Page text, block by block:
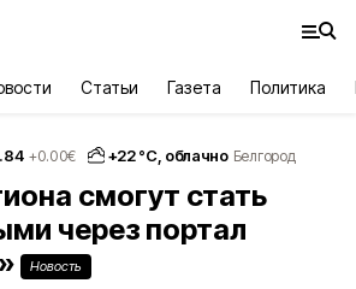
Статьи Газета Политика
+0.00€ +22°С, облачно Белгород
смогут стать
через портал
Новость